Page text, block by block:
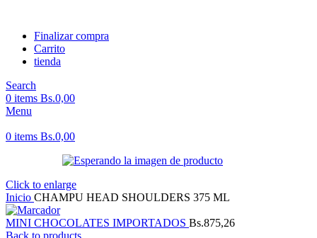
Finalizar compra
Carrito
tienda
Search
0 items Bs.0,00
Menu
0 items Bs.0,00
Click to enlarge
Inicio CHAMPU HEAD SHOULDERS 375 ML
MINI CHOCOLATES IMPORTADOS Bs.875,26
Back to products